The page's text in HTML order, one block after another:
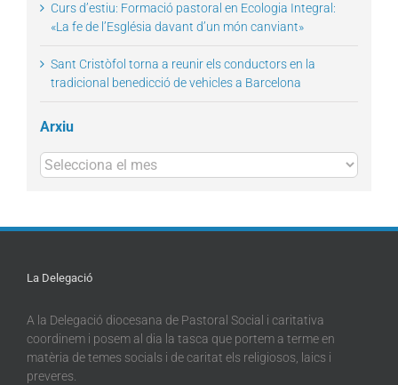
Curs d’estiu: Formació pastoral en Ecologia Integral:
«La fe de l’Església davant d’un món canviant»
Sant Cristòfol torna a reunir els conductors en la
tradicional benedicció de vehicles a Barcelona
Arxiu
Arxius
La Delegació
A la Delegació diocesana de Pastoral Social i caritativa
coordinem i posem al dia la tasca que portem a terme en
matèria de temes socials i de caritat els religiosos, laics i
preveres.